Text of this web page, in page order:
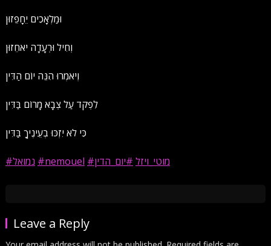
וּמַלְאָכִים יֵחָפֵזוּן
וְחִיל וּרְעָדָה יֹאחֵזוּן
וְיֹאמְרוּ הִנֵּה יוֹם הַדִּין
לִפְקֹד עַל צְבָא מָרוֹם בַּדִּין
כִּי לֹא יִזְכּוּ בְעֵינֶיךָ בַּדִּין
#נמואל #nemouel #מוטי_ויזל #יום_הדין
Leave a Reply